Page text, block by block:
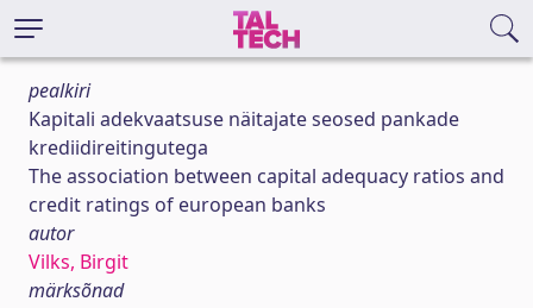
pealkiri
Kapitali adekvaatsuse näitajate seosed pankade
krediidireitingutega
The association between capital adequacy ratios and
credit ratings of european banks
autor
Vilks, Birgit
märksõnad